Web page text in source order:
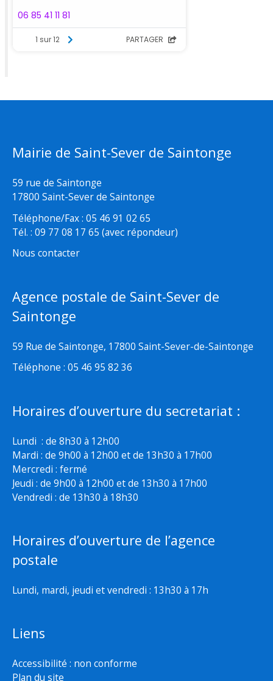
Mairie de Saint-Sever de Saintonge
59 rue de Saintonge
17800 Saint-Sever de Saintonge
Téléphone/Fax : 05 46 91 02 65
Tél. : 09 77 08 17 65 (avec répondeur)
Nous contacter
Agence postale de Saint-Sever de
Saintonge
59 Rue de Saintonge, 17800 Saint-Sever-de-Saintonge
Téléphone : 05 46 95 82 36
Horaires d’ouverture du secretariat :
Lundi : de 8h30 à 12h00
Mardi : de 9h00 à 12h00 et de 13h30 à 17h00
Mercredi : fermé
Jeudi : de 9h00 à 12h00 et de 13h30 à 17h00
Vendredi : de 13h30 à 18h30
Horaires d’ouverture de l’agence
postale
Lundi, mardi, jeudi et vendredi : 13h30 à 17h
Liens
Accessibilité : non conforme
Plan du site